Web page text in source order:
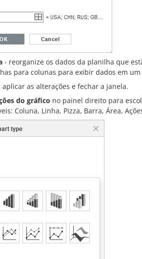
- reorganize os dados da planilha que
para colunas para exibir dados em
aplicar as alterações e fechar a janela.
do gráfico no painel direito para
Coluna, Linha, Pizza, Barra, Área,